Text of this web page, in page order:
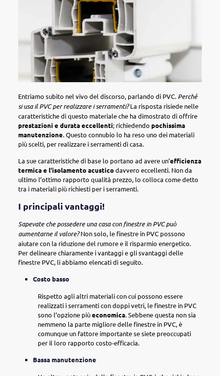
Entriamo subito nel vivo del discorso, parlando di PVC. Perché
si usa il PVC per realizzare i serramenti?La risposta risiede nelle
caratteristiche di questo materiale che ha dimostrato di offrire
prestazioni e durata eccellenti; richiedendo pochissima
manutenzione. Questo connubio lo ha reso uno dei materiali
più scelti, per realizzare i serramenti di casa.
La sue caratteristiche di base lo portano ad avere un’efficienza
termica e l’isolamento acusticodavvero eccellenti. Non da
ultimo l’ottimo rapporto qualità prezzo, lo colloca come detto
tra i materiali più richiesti per i serramenti.
I principali vantaggi!
Sapevate che possedere una casa con finestre in PVC può
aumentarne il valore?Non solo, le finestre in PVC possono
aiutare con la riduzione del rumore e il risparmio energetico.
Per delineare chiaramente i vantaggi e gli svantaggi delle
finestre PVC, li abbiamo elencati di seguito.
Costo basso
Rispetto agli altri materiali con cui possono essere
realizzati i serramenti con doppi vetri, le finestre in PVC
sono l’opzione piùeconomica. Sebbene questa non sia
nemmeno la parte migliore delle finestre in PVC, è
comunque un fattore importante se siete preoccupati
per il loro rapporto costo-efficacia.
Bassa manutenzione